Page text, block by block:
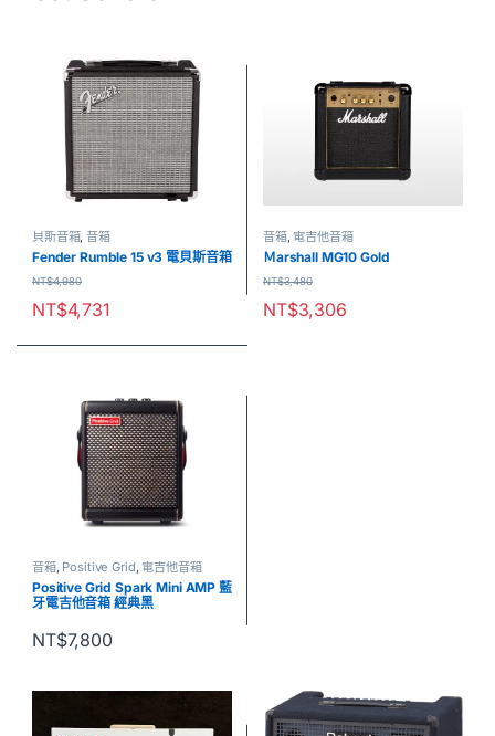
貝斯音箱,音箱
Fender Rumble 15 v3 電貝斯音箱
NT$4,731
NT$4,980
音箱, 電吉他音箱
Ｍarshall MG10 Gold
NT$3,306
NT$3,480
音箱, Positive Grid, 電吉他音箱
Positive Grid Spark Mini AMP 藍
牙電吉他音箱 經典黑
NT$7,800